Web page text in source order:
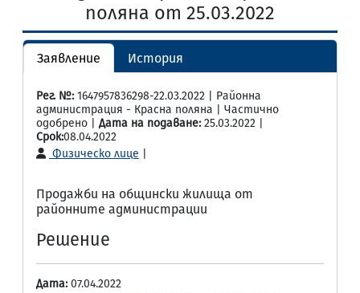
поляна от 25.03.2022
Заявление История
Рег. №: 1647957836298-22.03.2022 | Районна
администрация - Красна поляна | Частично
одобрено | Дата на подаване: 25.03.2022 |
Срок:08.04.2022
Физическо лице
Продажби на общински жилища от
районните администрации
Решение
Дата: 07.04.2022